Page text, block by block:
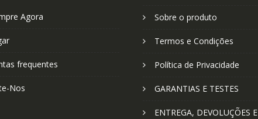
Agora
frequentes
Nos
Sobre o produto
Termos e Condições
Política de Privacidade
GARANTIAS E TESTES
ENTREGA, DEVOLUÇÕES E